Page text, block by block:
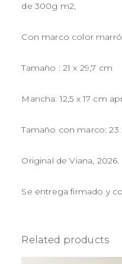
de 300g m2,
Con marco color
Tamaño : 21 x 29,7 cm
Mancha: 12,5 x 17 cm
Tamaño con marco: 23
Original de Viana, 2026.
Se entrega firmado y
Related products